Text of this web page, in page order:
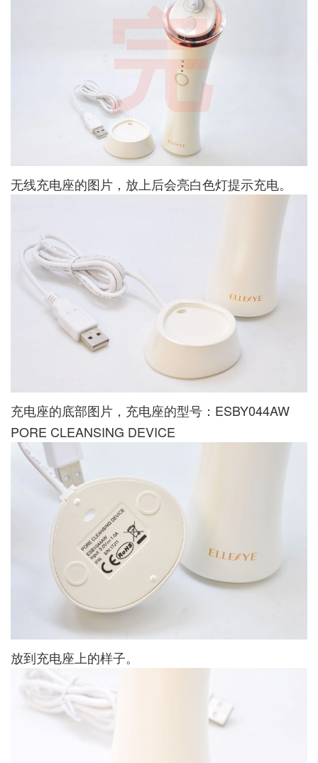
无线充电座的图片，放上后会亮白色灯提示充电。
充电座的底部图片，充电座的型号：ESBY044AW
PORE CLEANSING DEVICE
放到充电座上的样子。
完